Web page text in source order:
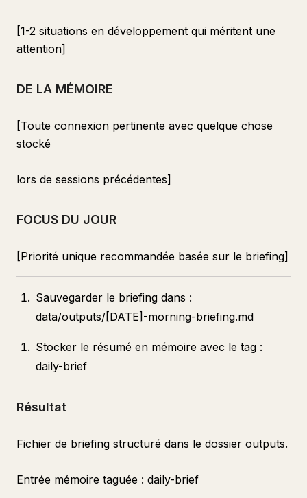
[1-2 situations en développement qui méritent une
attention]
DE LA MÉMOIRE
[Toute connexion pertinente avec quelque chose
stocké
lors de sessions précédentes]
FOCUS DU JOUR
[Priorité unique recommandée basée sur le briefing]
Sauvegarder le briefing dans :
data/outputs/[DATE]-morning-briefing.md
Stocker le résumé en mémoire avec le tag :
daily-brief
Résultat
Fichier de briefing structuré dans le dossier outputs.
Entrée mémoire taguée : daily-brief